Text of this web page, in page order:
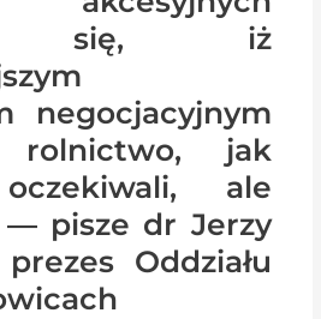
się, iż
negocjacyjnym
jak
ale
pisze dr Jerzy
prezes Oddziału